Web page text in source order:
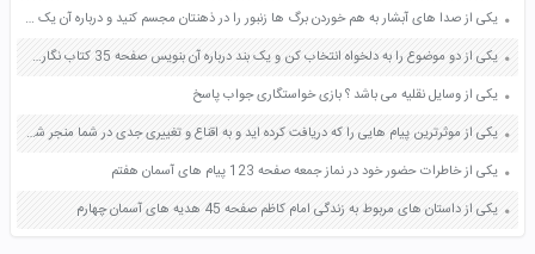
یکی از صدا های آبشار به هم خوردن برگ ها زنبور را در ذهنتان مجسم کنید و درباره آن یک بند بنویسید صفحه 11 نگارش پنجم
یکی از دو موضوع را به دلخواه انتخاب کن و یک بند درباره آن بنویس صفحه 35 کتاب نگارش فارسی سوم
یکی از وسایل نقلیه می باشد ؟ بازی خواستگاری جواب پاسخ
یکی از موثرترین پیام هایی را که دریافت کرده اید و به اقناع و تغییری جدی در شما منجر شده است برسی کنید و علت این تاثیر گذاری قابل توجه را بنویسید صفحه 52 تفکر و سواد رسانه ای دهم
یکی از خاطرات حضور خود در نماز جمعه صفحه 123 پیام های آسمان هفتم
یکی از داستان های مربوط به زندگی امام کاظم صفحه 45 هدیه های آسمان چهارم